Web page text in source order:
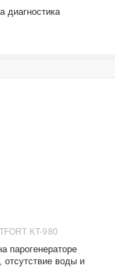
диагностика
KT-980
парогенераторе
отсутствие воды и